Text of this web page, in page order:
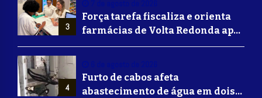
3
Força tarefa fiscaliza e orienta
farmácias de Volta Redonda após
alerta de falsificação de
4
Furto de cabos afeta
abastecimento de água em dois